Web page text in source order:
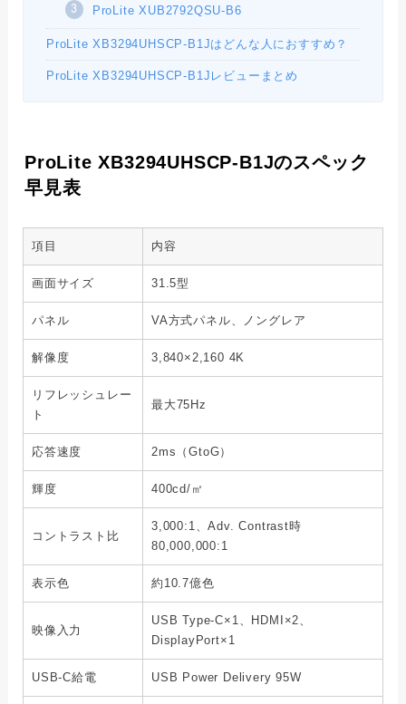
ProLite XUB2792QSU-B6
ProLite XB3294UHSCP-B1Jはどんな人におすすめ？
ProLite XB3294UHSCP-B1Jレビューまとめ
ProLite XB3294UHSCP-B1Jのスペック
早見表
項目 内容
画面サイズ 31.5型
パネル VA方式パネル、ノングレア
解像度 3,840×2,160 4K
リフレッシュレー
ト
最大75Hz
応答速度 2ms（GtoG）
輝度 400cd/㎡
コントラスト比
3,000:1、Adv. Contrast時
80,000,000:1
表示色 約10.7億色
映像入力
USB Type-C×1、HDMI×2、
DisplayPort×1
USB-C給電 USB Power Delivery 95W